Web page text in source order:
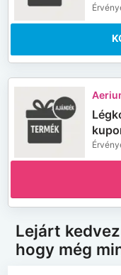
Lejárt
hogy még